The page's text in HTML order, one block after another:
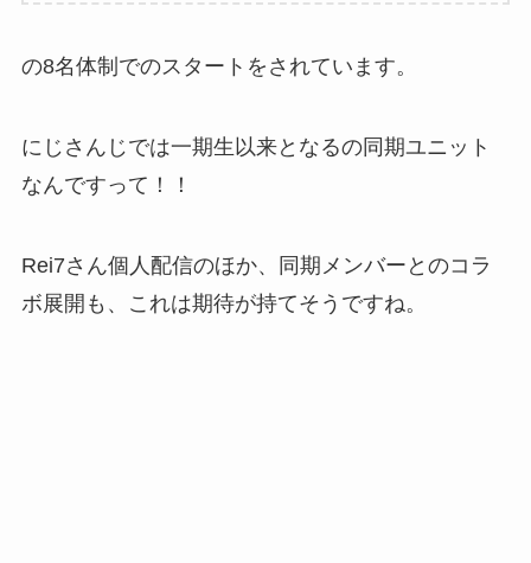
の8名体制でのスタートをされています。
にじさんじでは一期生以来となるの同期ユニット
なんですって！！
Rei7さん個人配信のほか、同期メンバーとのコラ
ボ展開も、これは期待が持てそうですね。